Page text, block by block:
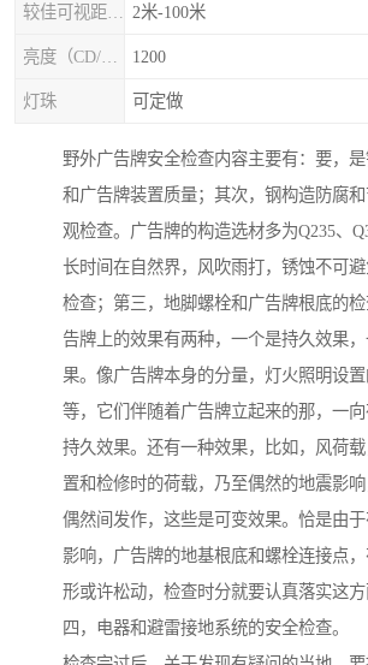
2米-100米
1200
灯珠 可定做
野外广告牌安全检查内容主要有：要，
和广告牌装置质量；其次，钢构造防腐
观检查。广告牌的构造选材多为Q235、
长时间在自然界，风吹雨打，锈蚀不可
检查；第三，地脚螺栓和广告牌根底的
告牌上的效果有两种，一个是持久效果
果。像广告牌本身的分量，灯火照明设
等，它们伴随着广告牌立起来的那，一
持久效果。还有一种效果，比如，风荷
置和检修时的荷载，乃至偶然的地震影
偶然间发作，这些是可变效果。恰是由
影响，广告牌的地基根底和螺栓连接点
形或许松动，检查时分就要认真落实这
四，电器和避雷接地系统的安全检查。